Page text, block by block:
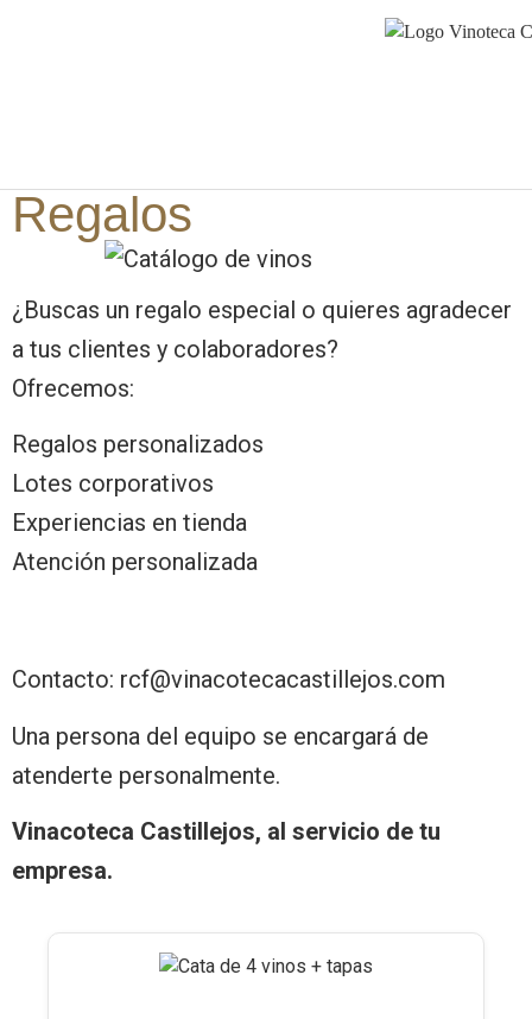
Regalos
¿Buscas un regalo especial o quieres agradecer
a tus clientes y colaboradores?
Ofrecemos:
Regalos personalizados
Lotes corporativos
Experiencias en tienda
Atención personalizada
Contacto: rcf@vinacotecacastillejos.com
Una persona del equipo se encargará de
atenderte personalmente.
Vinacoteca Castillejos, al servicio de tu
empresa.